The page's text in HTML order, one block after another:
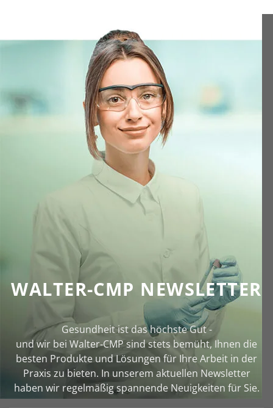
WALTER-CMP NEWSLETTER
Gesundheit ist das höchste Gut -
und wir bei Walter‑CMP sind stets bemüht, Ihnen die
besten Produkte und Lösungen für Ihre Arbeit in der
Praxis zu bieten. In unserem aktuellen Newsletter
haben wir regelmäßig spannende Neuigkeiten für Sie.